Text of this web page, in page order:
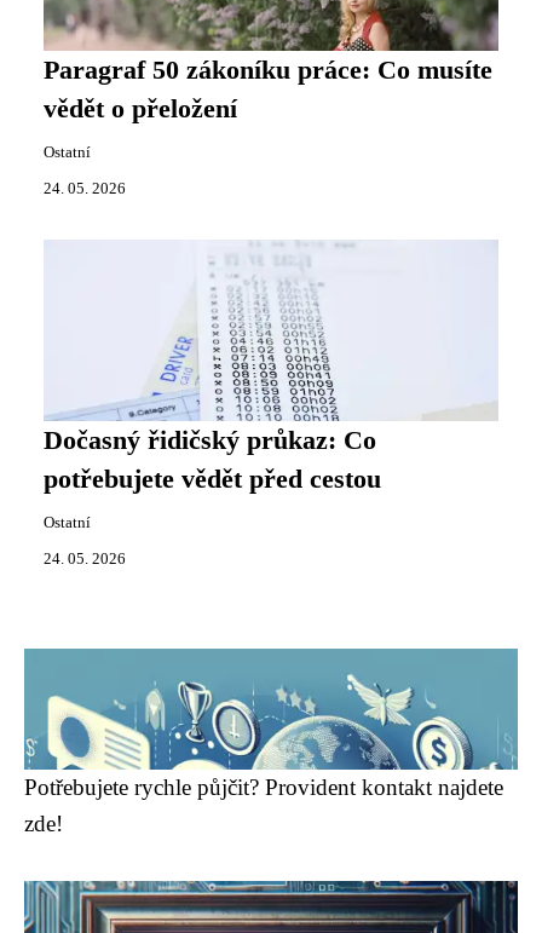
Paragraf 50 zákoníku práce: Co musíte
vědět o přeložení
Ostatní
24. 05. 2026
Dočasný řidičský průkaz: Co
potřebujete vědět před cestou
Ostatní
24. 05. 2026
Potřebujete rychle půjčit? Provident kontakt najdete
zde!